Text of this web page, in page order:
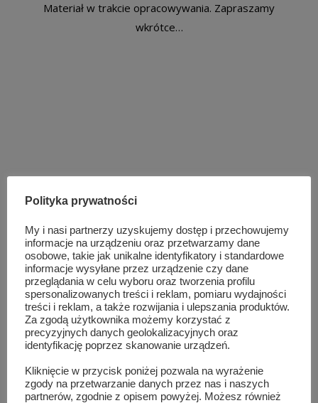
Materiał w trakcie opracowywania. Zapraszamy
wkrótce…
TAG LIST ORGANIZACJE POZARZĄDOWE
Szydłowiec|Samorząd|Kultura|Sport
Wywiady|Powiat|Edukacja| Kościół|Opinie
Reklama
Polityka prywatności
My i nasi partnerzy uzyskujemy dostęp i przechowujemy
informacje na urządzeniu oraz przetwarzamy dane
osobowe, takie jak unikalne identyfikatory i standardowe
informacje wysyłane przez urządzenie czy dane
przeglądania w celu wyboru oraz tworzenia profilu
spersonalizowanych treści i reklam, pomiaru wydajności
treści i reklam, a także rozwijania i ulepszania produktów.
Za zgodą użytkownika możemy korzystać z
precyzyjnych danych geolokalizacyjnych oraz
identyfikację poprzez skanowanie urządzeń.
Kliknięcie w przycisk poniżej pozwala na wyrażenie
zgody na przetwarzanie danych przez nas i naszych
partnerów, zgodnie z opisem powyżej. Możesz również